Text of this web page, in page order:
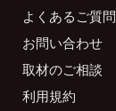
よくあるご質問
お問い合わせ
取材のご相談
利用規約